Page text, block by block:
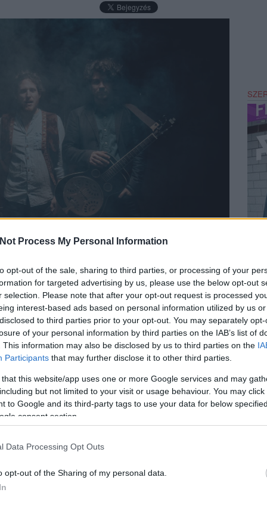
Process My Personal Information
opt-out of the sale, sharing to third parties, or processing of your
for targeted advertising by us, please use the below opt-out
selection. Please note that after your opt-out request is processed
interest-based ads based on personal information utilized by us
to third parties prior to your opt-out. You may separately
of your personal information by third parties on the IAB’s list of
This information may also be disclosed by us to third parties on the
Participants that may further disclose it to other third parties.
that this website/app uses one or more Google services and may
but not limited to your visit or usage behaviour. You may
to Google and its third-party tags to use your data for below
consent section.
Data Processing Opt Outs
opt-out of the Sharing of my personal data.
pedig egy 1800-as évekbeli afroamerikai munkadal sajátos,
folkos Messessippi, akik már javában dolgoznak az új
munkadal a blueszene kedvelőinek már ismerős
rétegeket érint meg az emberben: ősi erő, összetartozás
hordozott üzenet mentén szerettük volna világra hozni a
szöveget megőrizzük, de magyar nyelven mutatjuk
fontos volt számunkra” – mondta a zenekar.
Media stábja készítette, nevezetesenFejér Mihályés Orosz
A remek helyszínt Kovács Norbert „Cimbi”
amiért nagyon hálásak vagyunk!”